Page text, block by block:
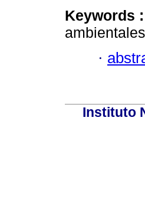
Keywords :
·
Instituto